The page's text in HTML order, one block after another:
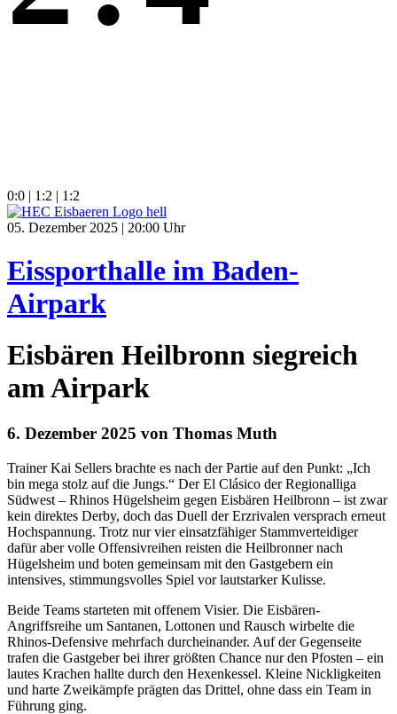
0:0 | 1:2 | 1:2
05. Dezember 2025 | 20:00 Uhr
Eissporthalle im Baden-
Airpark
Eisbären Heilbronn siegreich
am Airpark
6. Dezember 2025 von Thomas Muth
Trainer Kai Sellers brachte es nach der Partie auf den Punkt: „Ich
bin mega stolz auf die Jungs.“ Der El Clásico der Regionalliga
Südwest – Rhinos Hügelsheim gegen Eisbären Heilbronn – ist zwar
kein direktes Derby, doch das Duell der Erzrivalen versprach erneut
Hochspannung. Trotz nur vier einsatzfähiger Stammverteidiger
dafür aber volle Offensivreihen reisten die Heilbronner nach
Hügelsheim und boten gemeinsam mit den Gastgebern ein
intensives, stimmungsvolles Spiel vor lautstarker Kulisse.
Beide Teams starteten mit offenem Visier. Die Eisbären-
Angriffsreihe um Santanen, Lottonen und Rausch wirbelte die
Rhinos-Defensive mehrfach durcheinander. Auf der Gegenseite
trafen die Gastgeber bei ihrer größten Chance nur den Pfosten – ein
lautes Krachen hallte durch den Hexenkessel. Kleine Nickligkeiten
und harte Zweikämpfe prägten das Drittel, ohne dass ein Team in
Führung ging.